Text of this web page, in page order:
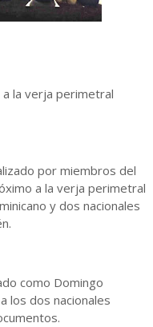
a la verja perimetral
por miembros del
a la verja perimetral
y dos nacionales
como Domingo
los dos nacionales